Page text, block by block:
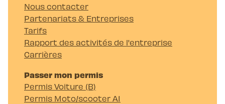
Nous contacter
Partenariats & Entreprises
Tarifs
Rapport des activités de l'entreprise
Carrières
Passer mon permis
Permis Voiture (B)
Permis Moto/scooter A1